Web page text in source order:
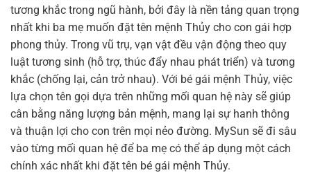
tương khắc trong ngũ hành, bởi đây là nền tảng quan trọng
nhất khi ba mẹ muốn đặt tên mệnh Thủy cho con gái hợp
phong thủy. Trong vũ trụ, vạn vật đều vận động theo quy
luật tương sinh (hỗ trợ, thúc đẩy nhau phát triển) và tương
khắc (chống lại, cản trở nhau). Với bé gái mệnh Thủy, việc
lựa chọn tên gọi dựa trên những mối quan hệ này sẽ giúp
cân bằng năng lượng bản mệnh, mang lại sự hanh thông
và thuận lợi cho con trên mọi nẻo đường. MySun sẽ đi sâu
vào từng mối quan hệ để ba mẹ có thể áp dụng một cách
chính xác nhất khi đặt tên bé gái mệnh Thủy.